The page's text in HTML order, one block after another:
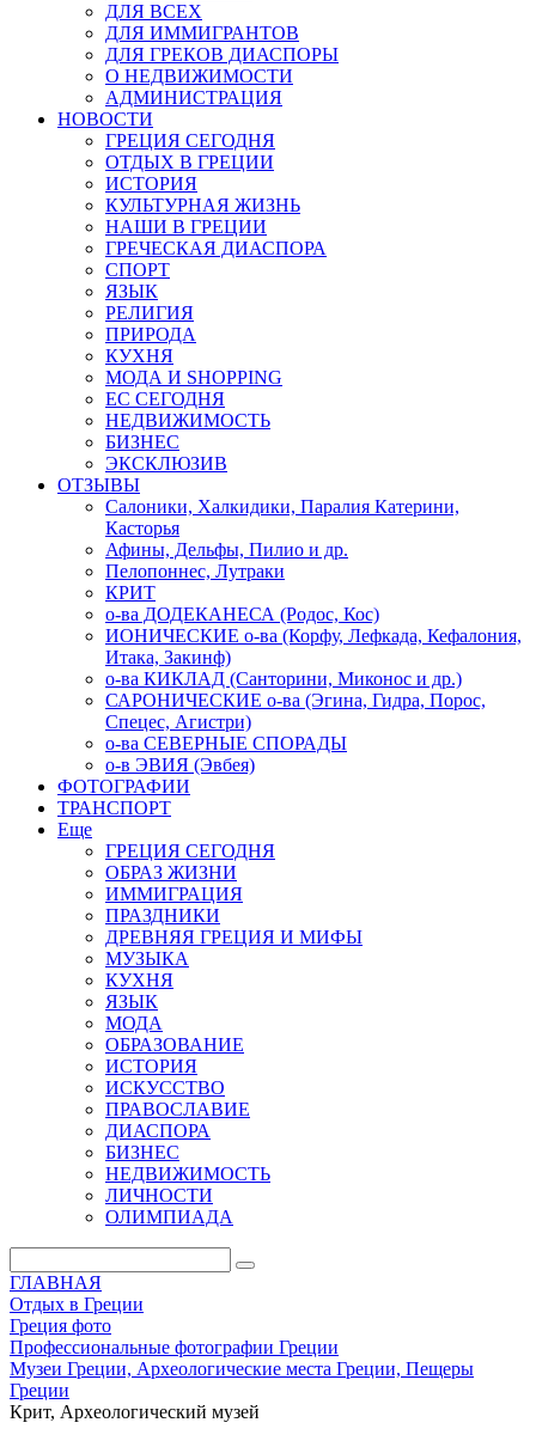
ДЛЯ ВСЕХ
ДЛЯ ИММИГРАНТОВ
ДЛЯ ГРЕКОВ ДИАСПОРЫ
О НЕДВИЖИМОСТИ
АДМИНИСТРАЦИЯ
НОВОСТИ
ГРЕЦИЯ СЕГОДНЯ
ОТДЫХ В ГРЕЦИИ
ИСТОРИЯ
КУЛЬТУРНАЯ ЖИЗНЬ
НАШИ В ГРЕЦИИ
ГРЕЧЕСКАЯ ДИАСПОРА
СПОРТ
ЯЗЫК
РЕЛИГИЯ
ПРИРОДА
КУХНЯ
МОДА И SHOPPING
ЕС СЕГОДНЯ
НЕДВИЖИМОСТЬ
БИЗНЕС
ЭКСКЛЮЗИВ
ОТЗЫВЫ
Салоники, Халкидики, Паралия Катерини,
Касторья
Афины, Дельфы, Пилио и др.
Пелопоннес, Лутраки
КРИТ
о-ва ДОДЕКАНЕСА (Родос, Кос)
ИОНИЧЕСКИЕ о-ва (Корфу, Лефкада, Кефалония,
Итака, Закинф)
о-ва КИКЛАД (Санторини, Миконос и др.)
САРОНИЧЕСКИЕ о-ва (Эгина, Гидра, Порос,
Спецес, Агистри)
о-ва СЕВЕРНЫЕ СПОРАДЫ
о-в ЭВИЯ (Эвбея)
ФОТОГРАФИИ
ТРАНСПОРТ
Еще
ГРЕЦИЯ СЕГОДНЯ
ОБРАЗ ЖИЗНИ
ИММИГРАЦИЯ
ПРАЗДНИКИ
ДРЕВНЯЯ ГРЕЦИЯ И МИФЫ
МУЗЫКА
КУХНЯ
ЯЗЫК
МОДА
ОБРАЗОВАНИЕ
ИСТОРИЯ
ИСКУССТВО
ПРАВОСЛАВИЕ
ДИАСПОРА
БИЗНЕС
НЕДВИЖИМОСТЬ
ЛИЧНОСТИ
ОЛИМПИАДА
ГЛАВНАЯ
Отдых в Греции
Греция фото
Профессиональные фотографии Греции
Музеи Греции, Археологические места Греции, Пещеры
Греции
Крит, Археологический музей